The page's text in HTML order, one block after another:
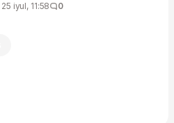
25 iyul, 11:58 0